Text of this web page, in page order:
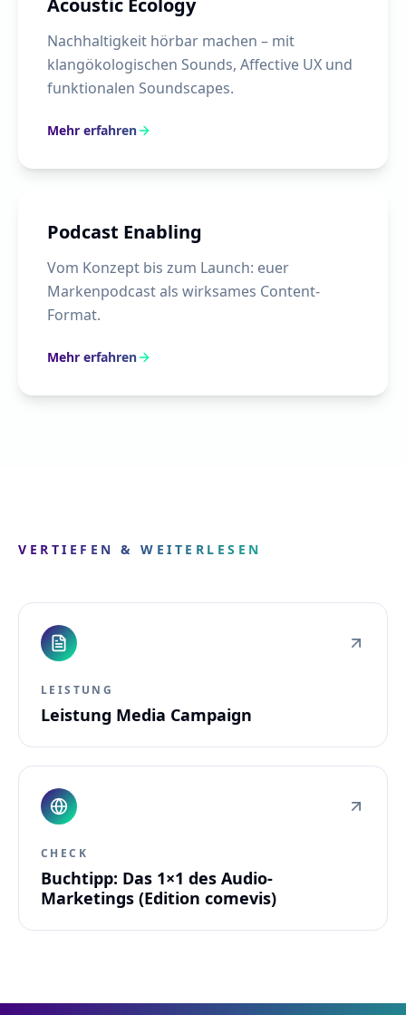
Acoustic Ecology
Nachhaltigkeit hörbar machen – mit
klangökologischen Sounds, Affective UX und
funktionalen Soundscapes.
Mehr erfahren
Podcast Enabling
Vom Konzept bis zum Launch: euer
Markenpodcast als wirksames Content-
Format.
Mehr erfahren
VERTIEFEN & WEITERLESEN
LEISTUNG
Leistung Media Campaign
CHECK
Buchtipp: Das 1×1 des Audio-
Marketings (Edition comevis)